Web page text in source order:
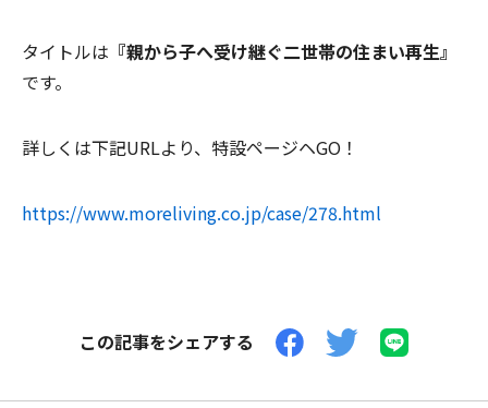
タイトルは 『親から子へ受け継ぐ二世帯の住まい再生』
です。
詳しくは下記URLより、特設ページヘGO！
https://www.moreliving.co.jp/case/278.html
この記事をシェアする